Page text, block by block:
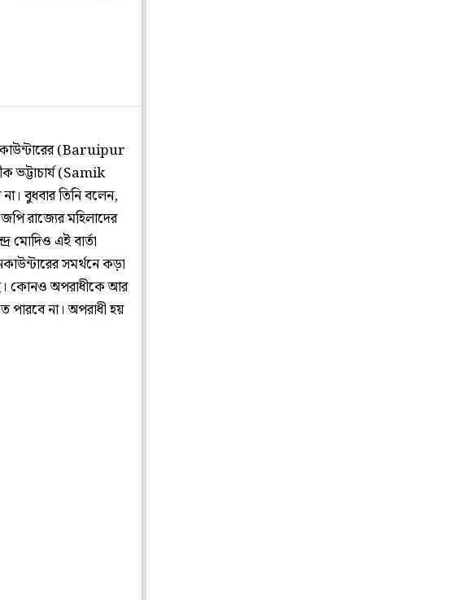
(Baruipur
ভট্টাচার্য (Samik
বুধবার তিনি বলেন,
রাজ্যের মহিলাদের
মোদিও এই বার্তা
সমর্থনে কড়া
কোনও অপরাধীকে আর
পারবে না। অপরাধী হয়